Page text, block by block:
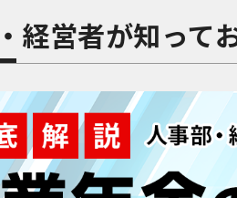
経営者が知って